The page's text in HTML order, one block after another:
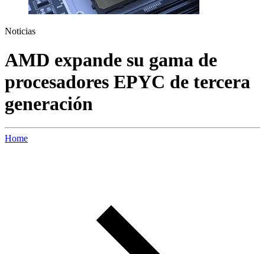
Noticias
AMD expande su gama de
procesadores EPYC de tercera
generación
Home